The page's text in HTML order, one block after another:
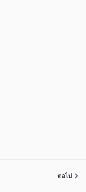
ต่อไป